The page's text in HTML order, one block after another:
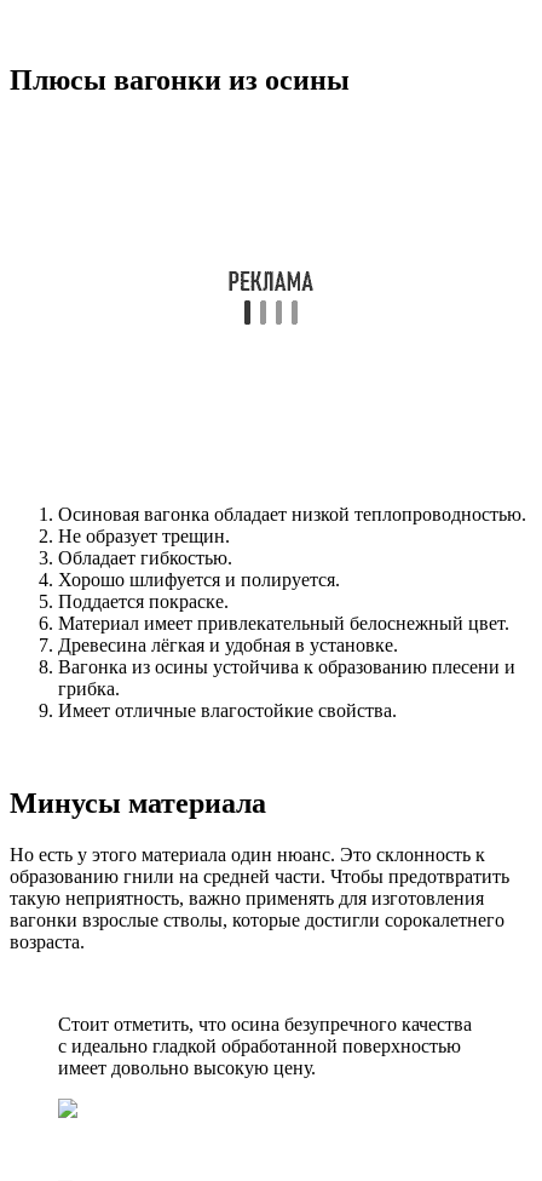
Плюсы вагонки из осины
Осиновая вагонка обладает низкой теплопроводностью.
Не образует трещин.
Обладает гибкостью.
Хорошо шлифуется и полируется.
Поддается покраске.
Материал имеет привлекательный белоснежный цвет.
Древесина лёгкая и удобная в установке.
Вагонка из осины устойчива к образованию плесени и
грибка.
Имеет отличные влагостойкие свойства.
Минусы материала
Но есть у этого материала один нюанс. Это склонность к
образованию гнили на средней части. Чтобы предотвратить
такую неприятность, важно применять для изготовления
вагонки взрослые стволы, которые достигли сорокалетнего
возраста.
Стоит отметить, что осина безупречного качества
с идеально гладкой обработанной поверхностью
имеет довольно высокую цену.